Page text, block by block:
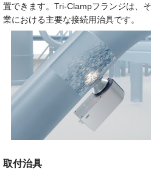
置できます。Tri-Clampフランジは、
業における主要な接続用治具です。
取付治具